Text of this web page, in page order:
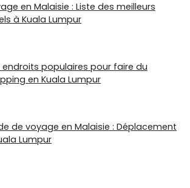
en Malaisie : Liste des meilleurs
à Kuala Lumpur
endroits populaires pour faire du
en Kuala Lumpur
de voyage en Malaisie : Déplacement
Lumpur